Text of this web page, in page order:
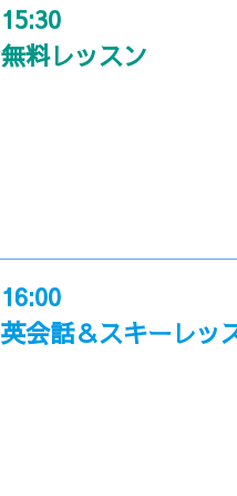
15:30
無料レッスン
16:00
英会話＆スキーレッ